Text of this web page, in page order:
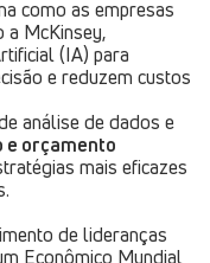
como as empresas
a McKinsey,
(IA) para
e reduzem custos
análise de dados e
orçamento
mais eficazes
de lideranças
Econômico Mundial